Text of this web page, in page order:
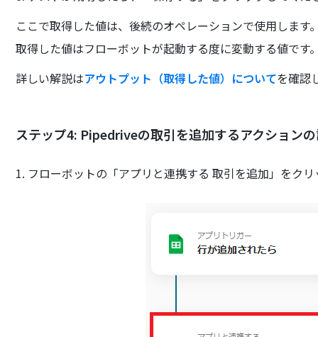
ここで取得した値は、後続のオペレーションで使用します
取得した値はフローボットが起動する度に変動する値です
詳しい解説はアウトプット（取得した値）についてを確認
ステップ4: Pipedriveの取引を追加するアクション
1. フローボットの「アプリと連携する 取引を追加」をク